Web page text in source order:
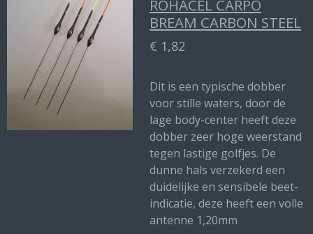
ROHACEL CARPO
BREAM CARBON STEEL
€ 1,82
Dit is een typische dobber
voor stille waters, door de
lage body-center heeft deze
dobber zeer hoge weerstand
tegen lastige golfjes. De
dunne hals verzekerd een
duidelijke en sensibele beet-
indicatie, deze heeft een volle
antenne 1,20mm